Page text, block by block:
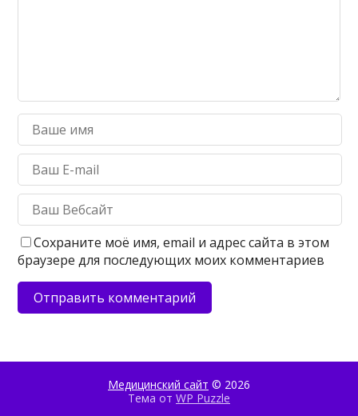
Сохраните моё имя, email и адрес сайта в этом
браузере для последующих моих комментариев
Медицинский сайт © 2026
Тема от WP Puzzle